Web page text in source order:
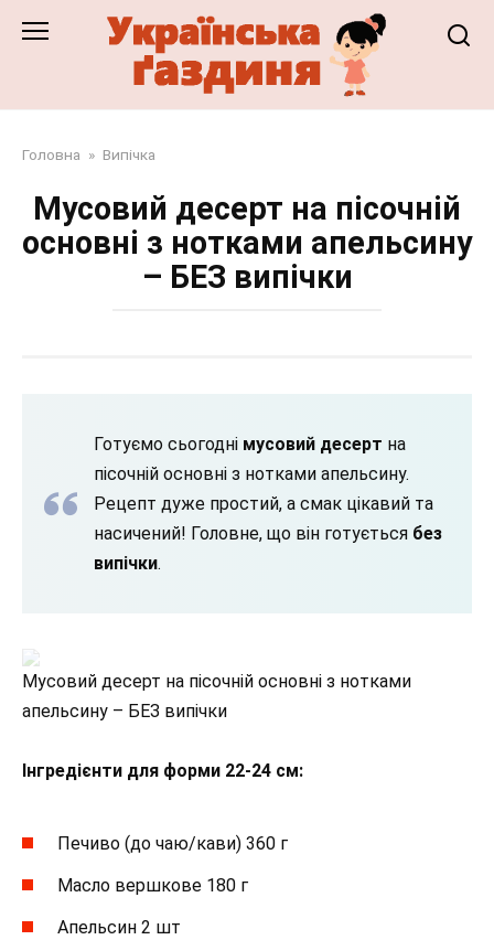
Головна » Випічка
Мусовий десерт на пісочній
основні з нотками апельсину
– БЕЗ випічки
Готуємо сьогодні мусовий десерт на
пісочній основні з нотками апельсину.
Рецепт дуже простий, а смак цікавий та
насичений! Головне, що він готується без
випічки.
Мусовий десерт на пісочній основні з нотками
апельсину – БЕЗ випічки
Інгредієнти для форми 22-24 см:
Печиво (до чаю/кави) 360 г
Масло вершкове 180 г
Апельсин 2 шт